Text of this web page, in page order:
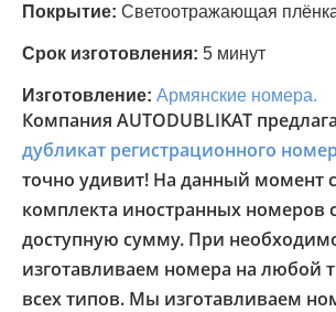
Покрытие: Светоотражающая
Срок изготовления: 5 минут
Изготовление: Армянские номера.
Компания AUTODUBLIKAT
дубликат регистрационного
точно удивит! На данный момент
комплекта иностранных номеров
доступную сумму. При
изготавливаем номера на любой
всех типов. Мы изготавливаем